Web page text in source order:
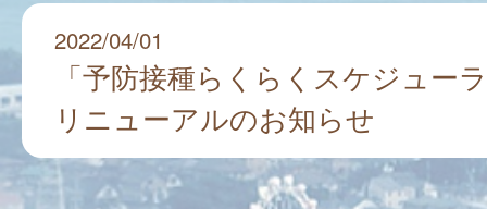
2022/04/01
「予防接種らくらくスケジュー
リニューアルのお知らせ